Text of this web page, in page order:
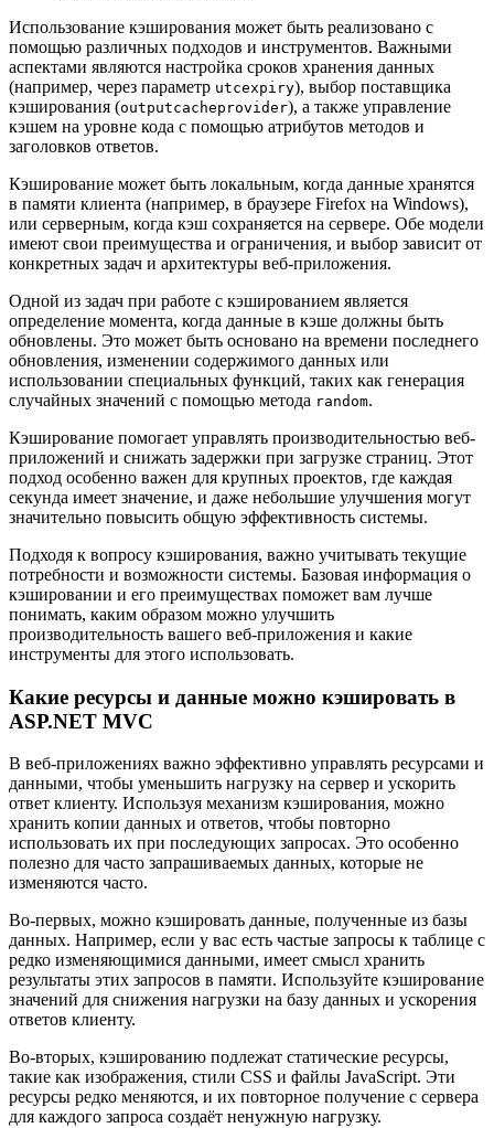
Использование кэширования может быть реализовано с
помощью различных подходов и инструментов. Важными
аспектами являются настройка сроков хранения данных
(например, через параметр utcexpiry), выбор поставщика
кэширования (outputcacheprovider), а также управление
кэшем на уровне кода с помощью атрибутов методов и
заголовков ответов.
Кэширование может быть локальным, когда данные хранятся
в памяти клиента (например, в браузере Firefox на Windows),
или серверным, когда кэш сохраняется на сервере. Обе модели
имеют свои преимущества и ограничения, и выбор зависит от
конкретных задач и архитектуры веб-приложения.
Одной из задач при работе с кэшированием является
определение момента, когда данные в кэше должны быть
обновлены. Это может быть основано на времени последнего
обновления, изменении содержимого данных или
использовании специальных функций, таких как генерация
случайных значений с помощью метода random.
Кэширование помогает управлять производительностью веб-
приложений и снижать задержки при загрузке страниц. Этот
подход особенно важен для крупных проектов, где каждая
секунда имеет значение, и даже небольшие улучшения могут
значительно повысить общую эффективность системы.
Подходя к вопросу кэширования, важно учитывать текущие
потребности и возможности системы. Базовая информация о
кэшировании и его преимуществах поможет вам лучше
понимать, каким образом можно улучшить
производительность вашего веб-приложения и какие
инструменты для этого использовать.
Какие ресурсы и данные можно кэшировать в
ASP.NET MVC
В веб-приложениях важно эффективно управлять ресурсами и
данными, чтобы уменьшить нагрузку на сервер и ускорить
ответ клиенту. Используя механизм кэширования, можно
хранить копии данных и ответов, чтобы повторно
использовать их при последующих запросах. Это особенно
полезно для часто запрашиваемых данных, которые не
изменяются часто.
Во-первых, можно кэшировать данные, полученные из базы
данных. Например, если у вас есть частые запросы к таблице с
редко изменяющимися данными, имеет смысл хранить
результаты этих запросов в памяти. Используйте кэширование
значений для снижения нагрузки на базу данных и ускорения
ответов клиенту.
Во-вторых, кэшированию подлежат статические ресурсы,
такие как изображения, стили CSS и файлы JavaScript. Эти
ресурсы редко меняются, и их повторное получение с сервера
для каждого запроса создаёт ненужную нагрузку.